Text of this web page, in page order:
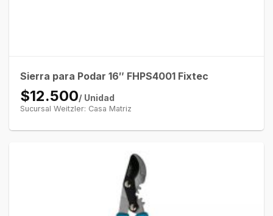
Sierra para Podar 16″ FHPS4001 Fixtec
$12.500/ Unidad
Sucursal Weitzler: Casa Matriz